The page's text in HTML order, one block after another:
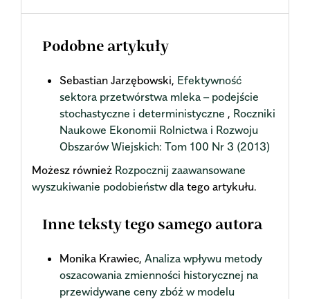
Podobne artykuły
Sebastian Jarzębowski, Efektywność
sektora przetwórstwa mleka – podejście
stochastyczne i deterministyczne , Roczniki
Naukowe Ekonomii Rolnictwa i Rozwoju
Obszarów Wiejskich: Tom 100 Nr 3 (2013)
Możesz również Rozpocznij zaawansowane
wyszukiwanie podobieństwdla tego artykułu.
Inne teksty tego samego autora
Monika Krawiec, Analiza wpływu metody
oszacowania zmienności historycznej na
przewidywane ceny zbóż w modelu